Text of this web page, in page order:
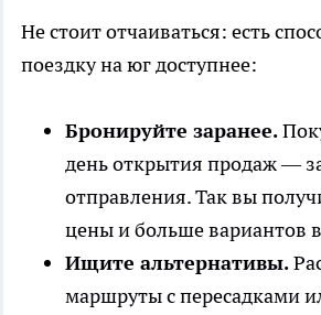
Не стоит отчаиваться: есть
поездку на юг доступнее:
Бронируйте заранее.
день открытия продаж —
отправления. Так вы
цены и больше вариантов
Ищите альтернативы.
маршруты с пересадками